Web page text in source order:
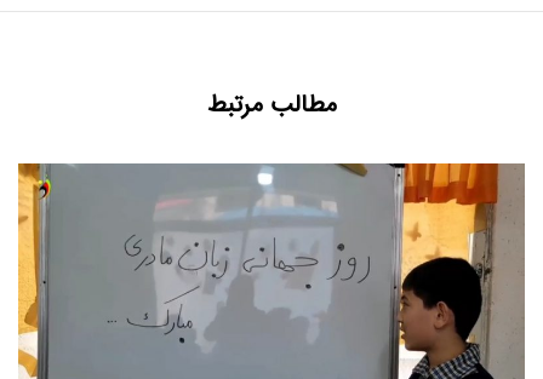
مطالب مرتبط